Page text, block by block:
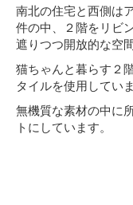
南北の住宅と西側は
件の中、２階をリビ
遮りつつ開放的な空
猫ちゃんと暮らす２
タイルを使用していま
無機質な素材の中に
トにしています。